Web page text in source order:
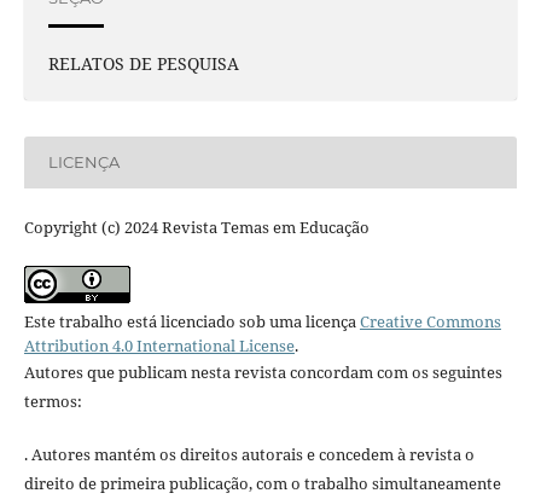
RELATOS DE PESQUISA
LICENÇA
Copyright (c) 2024 Revista Temas em Educação
Este trabalho está licenciado sob uma licençaCreative Commons
Attribution 4.0 International License.
Autores que publicam nesta revista concordam com os seguintes
termos:
. Autores mantém os direitos autorais e concedem à revista o
direito de primeira publicação, com o trabalho simultaneamente